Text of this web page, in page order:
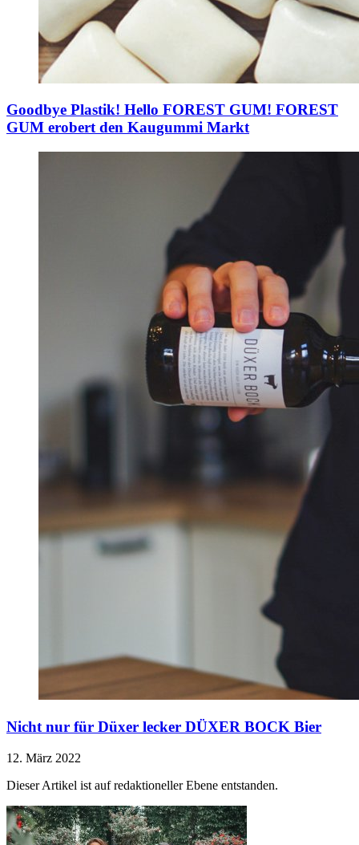
Goodbye Plastik! Hello FOREST GUM! FOREST
GUM erobert den Kaugummi Markt
Nicht nur für Düxer lecker DÜXER BOCK Bier
12. März 2022
Dieser Artikel ist auf redaktioneller Ebene entstanden.